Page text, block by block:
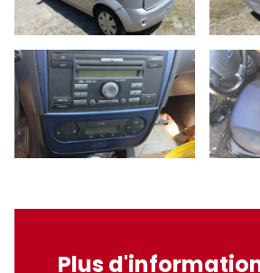
Plus